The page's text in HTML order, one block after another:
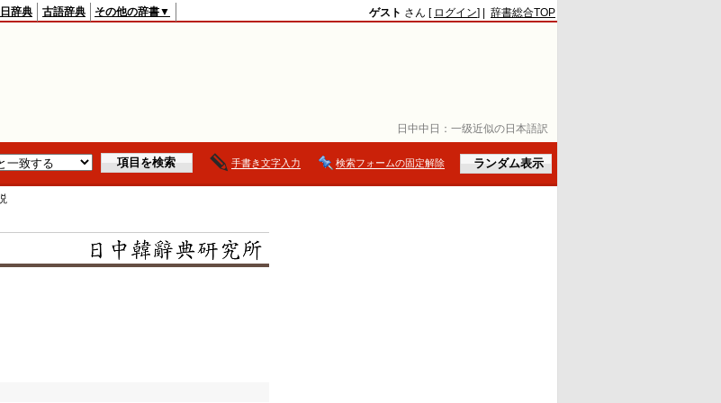
日中中日： 一级近似の日本語訳
辞典 古語辞典 その他の辞書▼ ゲスト さん [ ログイン] | 辞書総合TOP
手書き文字入力 検索フォームの固定解除